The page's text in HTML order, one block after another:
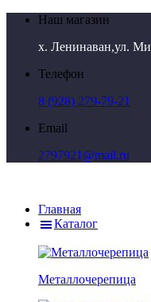
Наш магазин
х. Ленинаван,ул.
Телефон
8 (928) 279-79-21
Email
2797921@mail.ru
Главная
Каталог
Металлочерепица